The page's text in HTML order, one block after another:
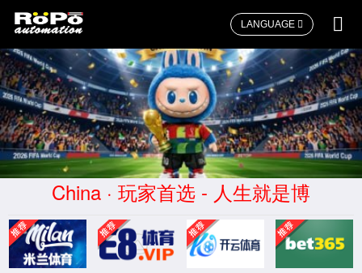
LANGUAGE
首页>>关于72779cc太阳集团>>荣誉资质
9001-质量体系认证证书
2025-12-30